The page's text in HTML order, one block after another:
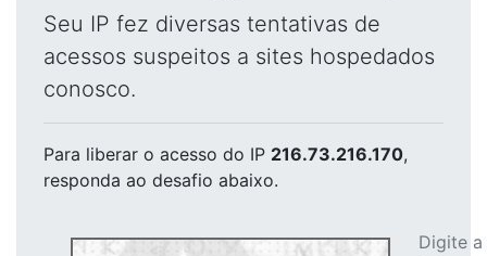
Seu IP fez diversas tentativas de
acessos suspeitos a sites hospedados
conosco.
Para liberar o acesso do IP 216.73.216.170,
responda ao desafio abaixo.
Digite